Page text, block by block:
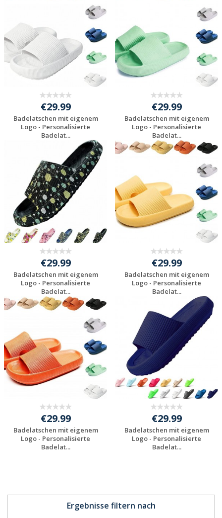
Ergebnisse filtern nach
€29.99
Badelatschen mit eigenem
Logo - Personalisierte
Badelat...
Preis unverbindlich
anfragen
€29.99
Badelatschen mit eigenem
Logo - Personalisierte
Badelat...
Preis unverbindlich
€29.99
Badelatschen mit eigenem
Logo - Personalisierte
Badelat...
Preis unverbindlich
€29.99
Badelatschen mit eigenem
Logo - Personalisierte
Badelat...
Preis unverbindlich
anfragen
€29.99
Badelatschen mit eigenem
Logo - Personalisierte
Badelat...
€29.99
Badelatschen mit eigenem
Logo - Personalisierte
Badelat...